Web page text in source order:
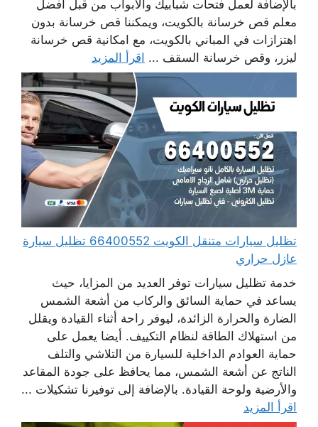
بالإضافة لعمل فتحات شبابيك والابواب من قبل أفضل
معلم قص خرسانة بالكويت، ويمكننا قص خرسانة بدون
اهتزازات في المباني بالكويت، مع امكانية قص خرسانة
ليزر، وقص خرسانة السقف ... اقرأ المزيد
تظليل سيارات متنقل الكويت 66400552 تظليل سيارة
عازل حراري
خدمة تظليل سيارات توفر العديد من المزايا، حيث
يساعد في حماية السائق والركاب من أشعة الشمس
الضارة والحرارة الزائدة، ليوفر راحة أثناء القيادة ويقلل
من استهلاك الطاقة لنظام التكييف. أيضا يعمل على
حماية العوادم الداخلية للسيارة من التلاشي والتلف
الناتج عن أشعة الشمس، مما يحافظ على جودة المقاعد
والأرضية ولوحة القيادة. بالإضافة إلى توفيرنا تشكيلات ...
اقرأ المزيد